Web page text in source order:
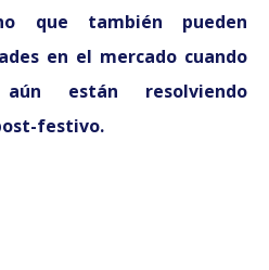
que también pueden
en el mercado cuando
están resolviendo
festivo.